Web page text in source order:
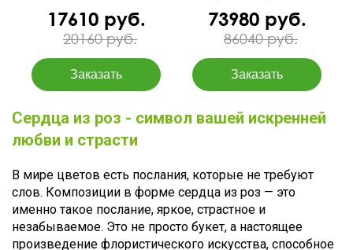
17610 руб.
20160 руб.
73980 руб.
86040 руб.
Сердца из роз - символ вашей искренней
любви и страсти
В мире цветов есть послания, которые не требуют
слов. Композиции в форме сердца из роз — это
именно такое послание, яркое, страстное и
незабываемое. Это не просто букет, а настоящее
произведение флористического искусства, способное